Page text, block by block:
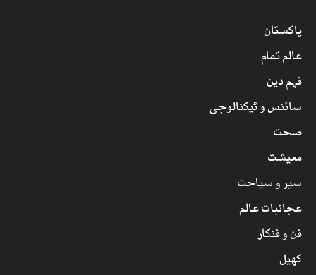
پاکستان
عالم تمام
فہم دین
سائنس و ٹیکنالوجی
صحت
معیشت
سیر و سیاحت
عجائبات عالم
فن و فنکار
کھیل